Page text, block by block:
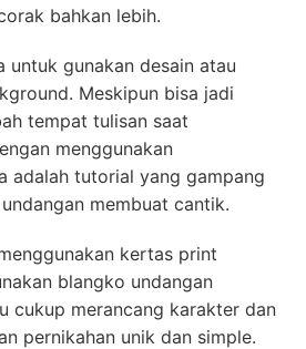
bahkan lebih.
untuk gunakan desain atau
Meskipun bisa jadi
tempat tulisan saat
menggunakan
adalah tutorial yang gampang
membuat cantik.
kertas print
blangko undangan
cukup merancang karakter dan
pernikahan unik dan simple.